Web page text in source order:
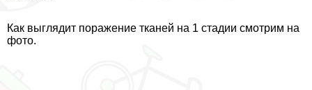
Как выглядит поражение тканей на 1 стадии смотрим на
фото.